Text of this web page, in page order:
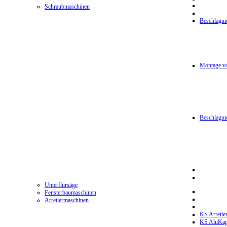
Schraubmaschinen
Montage
Unterflursäge
Fensterbaumaschinen
Arretiermaschinen
KS
KS